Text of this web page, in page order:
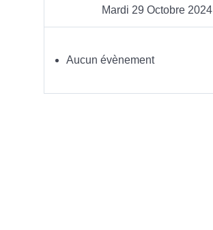
Mardi 29 Octobre 2024
Aucun évènement